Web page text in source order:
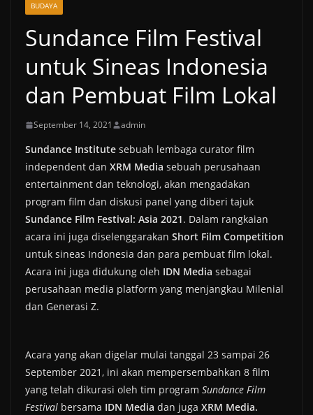
BUDAYA
Sundance Film Festival
untuk Sineas Indonesia
dan Pembuat Film Lokal
September 14, 2021 admin
Sundance Institute sebuah lembaga curator film
independent dan XRM Media sebuah perusahaan
entertainment dan teknologi, akan mengadakan
program film dan diskusi panel yang diberi tajuk
Sundance Film Festival: Asia 2021. Dalam rangkaian
acara ini juga diselenggarakan Short Film Competition
untuk sineas Indonesia dan para pembuat film lokal.
Acara ini juga didukung oleh IDN Media sebagai
perusahaan media platform yang menjangkau Milenial
dan Generasi Z.
Acara yang akan digelar mulai tanggal 23 sampai 26
September 2021, ini akan mempersembahkan 8 film
yang telah dikurasi oleh tim program Sundance Film
Festival bersama IDN Media dan juga XRM Media.